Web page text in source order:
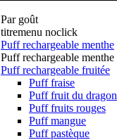
Par goût
titremenu noclick
Puff rechargeable menthe
Puff rechargeable menthe
Puff rechargeable fruitée
Puff fraise
Puff fruit du dragon
Puff fruits rouges
Puff mangue
Puff pastèque